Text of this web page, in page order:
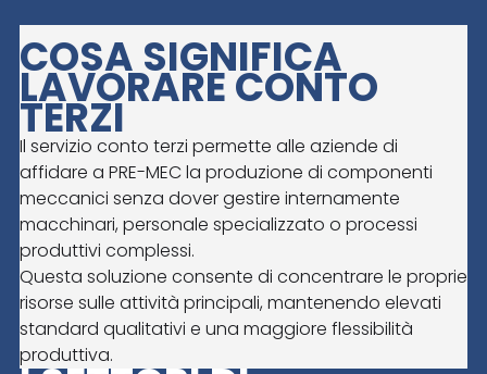
COSA SIGNIFICA
LAVORARE CONTO
TERZI
Il servizio conto terzi permette alle aziende di
affidare a PRE-MEC la produzione di componenti
meccanici senza dover gestire internamente
macchinari, personale specializzato o processi
produttivi complessi.
Questa soluzione consente di concentrare le proprie
risorse sulle attività principali, mantenendo elevati
standard qualitativi e una maggiore flessibilità
produttiva.